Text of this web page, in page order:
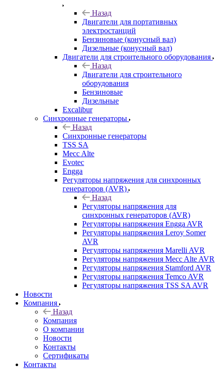
Назад
Двигатели для портативных
электростанций
Бензиновые (конусный вал)
Дизельные (конусный вал)
Двигатели для строительного оборудования
Назад
Двигатели для строительного
оборудования
Бензиновые
Дизельные
Excalibur
Синхронные генераторы
Назад
Синхронные генераторы
TSS SA
Mecc Alte
Evotec
Engga
Регуляторы напряжения для синхронных
генераторов (AVR)
Назад
Регуляторы напряжения для
синхронных генераторов (AVR)
Регуляторы напряжения Engga AVR
Регуляторы напряжения Leroy Somer
AVR
Регуляторы напряжения Marelli AVR
Регуляторы напряжения Mecc Alte AVR
Регуляторы напряжения Stamford AVR
Регуляторы напряжения Temco AVR
Регуляторы напряжения TSS SA AVR
Новости
Компания
Назад
Компания
О компании
Новости
Контакты
Сертификаты
Контакты